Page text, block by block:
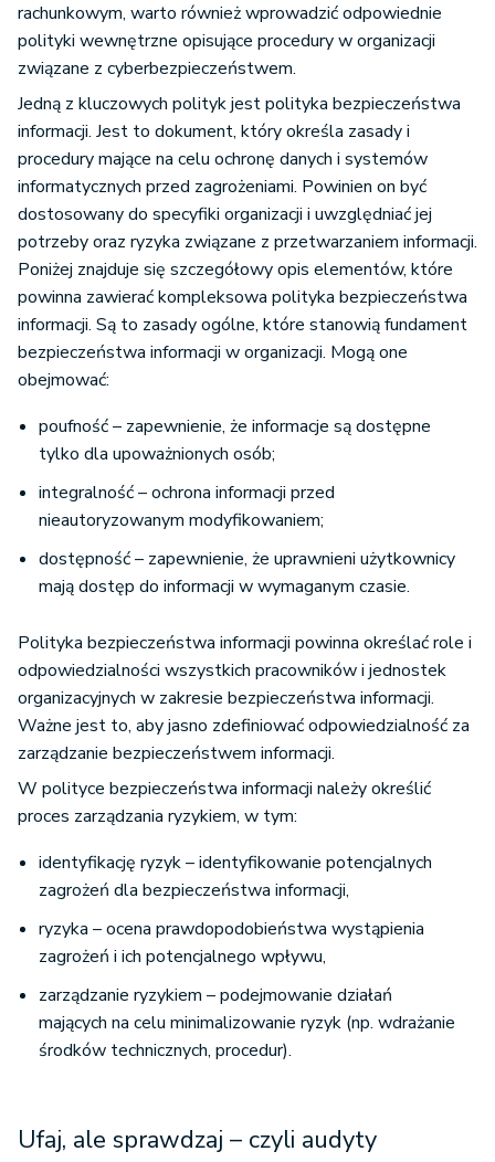
rachunkowym, warto również wprowadzić odpowiednie
polityki wewnętrzne opisujące procedury w organizacji
związane z cyberbezpieczeństwem.
Jedną z kluczowych polityk jest polityka bezpieczeństwa
informacji. Jest to dokument, który określa zasady i
procedury mające na celu ochronę danych i systemów
informatycznych przed zagrożeniami. Powinien on być
dostosowany do specyfiki organizacji i uwzględniać jej
potrzeby oraz ryzyka związane z przetwarzaniem informacji.
Poniżej znajduje się szczegółowy opis elementów, które
powinna zawierać kompleksowa polityka bezpieczeństwa
informacji. Są to zasady ogólne, które stanowią fundament
bezpieczeństwa informacji w organizacji. Mogą one
obejmować:
poufność – zapewnienie, że informacje są dostępne
tylko dla upoważnionych osób;
integralność – ochrona informacji przed
nieautoryzowanym modyfikowaniem;
dostępność – zapewnienie, że uprawnieni użytkownicy
mają dostęp do informacji w wymaganym czasie.
Polityka bezpieczeństwa informacji powinna określać role i
odpowiedzialności wszystkich pracowników i jednostek
organizacyjnych w zakresie bezpieczeństwa informacji.
Ważne jest to, aby jasno zdefiniować odpowiedzialność za
zarządzanie bezpieczeństwem informacji.
W polityce bezpieczeństwa informacji należy określić
proces zarządzania ryzykiem, w tym:
identyfikację ryzyk – identyfikowanie potencjalnych
zagrożeń dla bezpieczeństwa informacji,
ryzyka – ocena prawdopodobieństwa wystąpienia
zagrożeń i ich potencjalnego wpływu,
zarządzanie ryzykiem – podejmowanie działań
mających na celu minimalizowanie ryzyk (np. wdrażanie
środków technicznych, procedur).
Ufaj, ale sprawdzaj – czyli audyty